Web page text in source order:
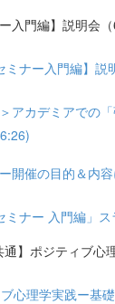
入門編】説明会
ミナー入門編】説
アカデミアでの「
催の目的＆内容
ミナー 入門編」ス
】ポジティブ心
心理学実践ー基